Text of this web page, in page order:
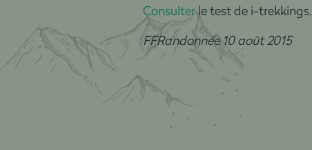
Consulterle test de i-trekkings.
FFRandonnée 10 août 2015